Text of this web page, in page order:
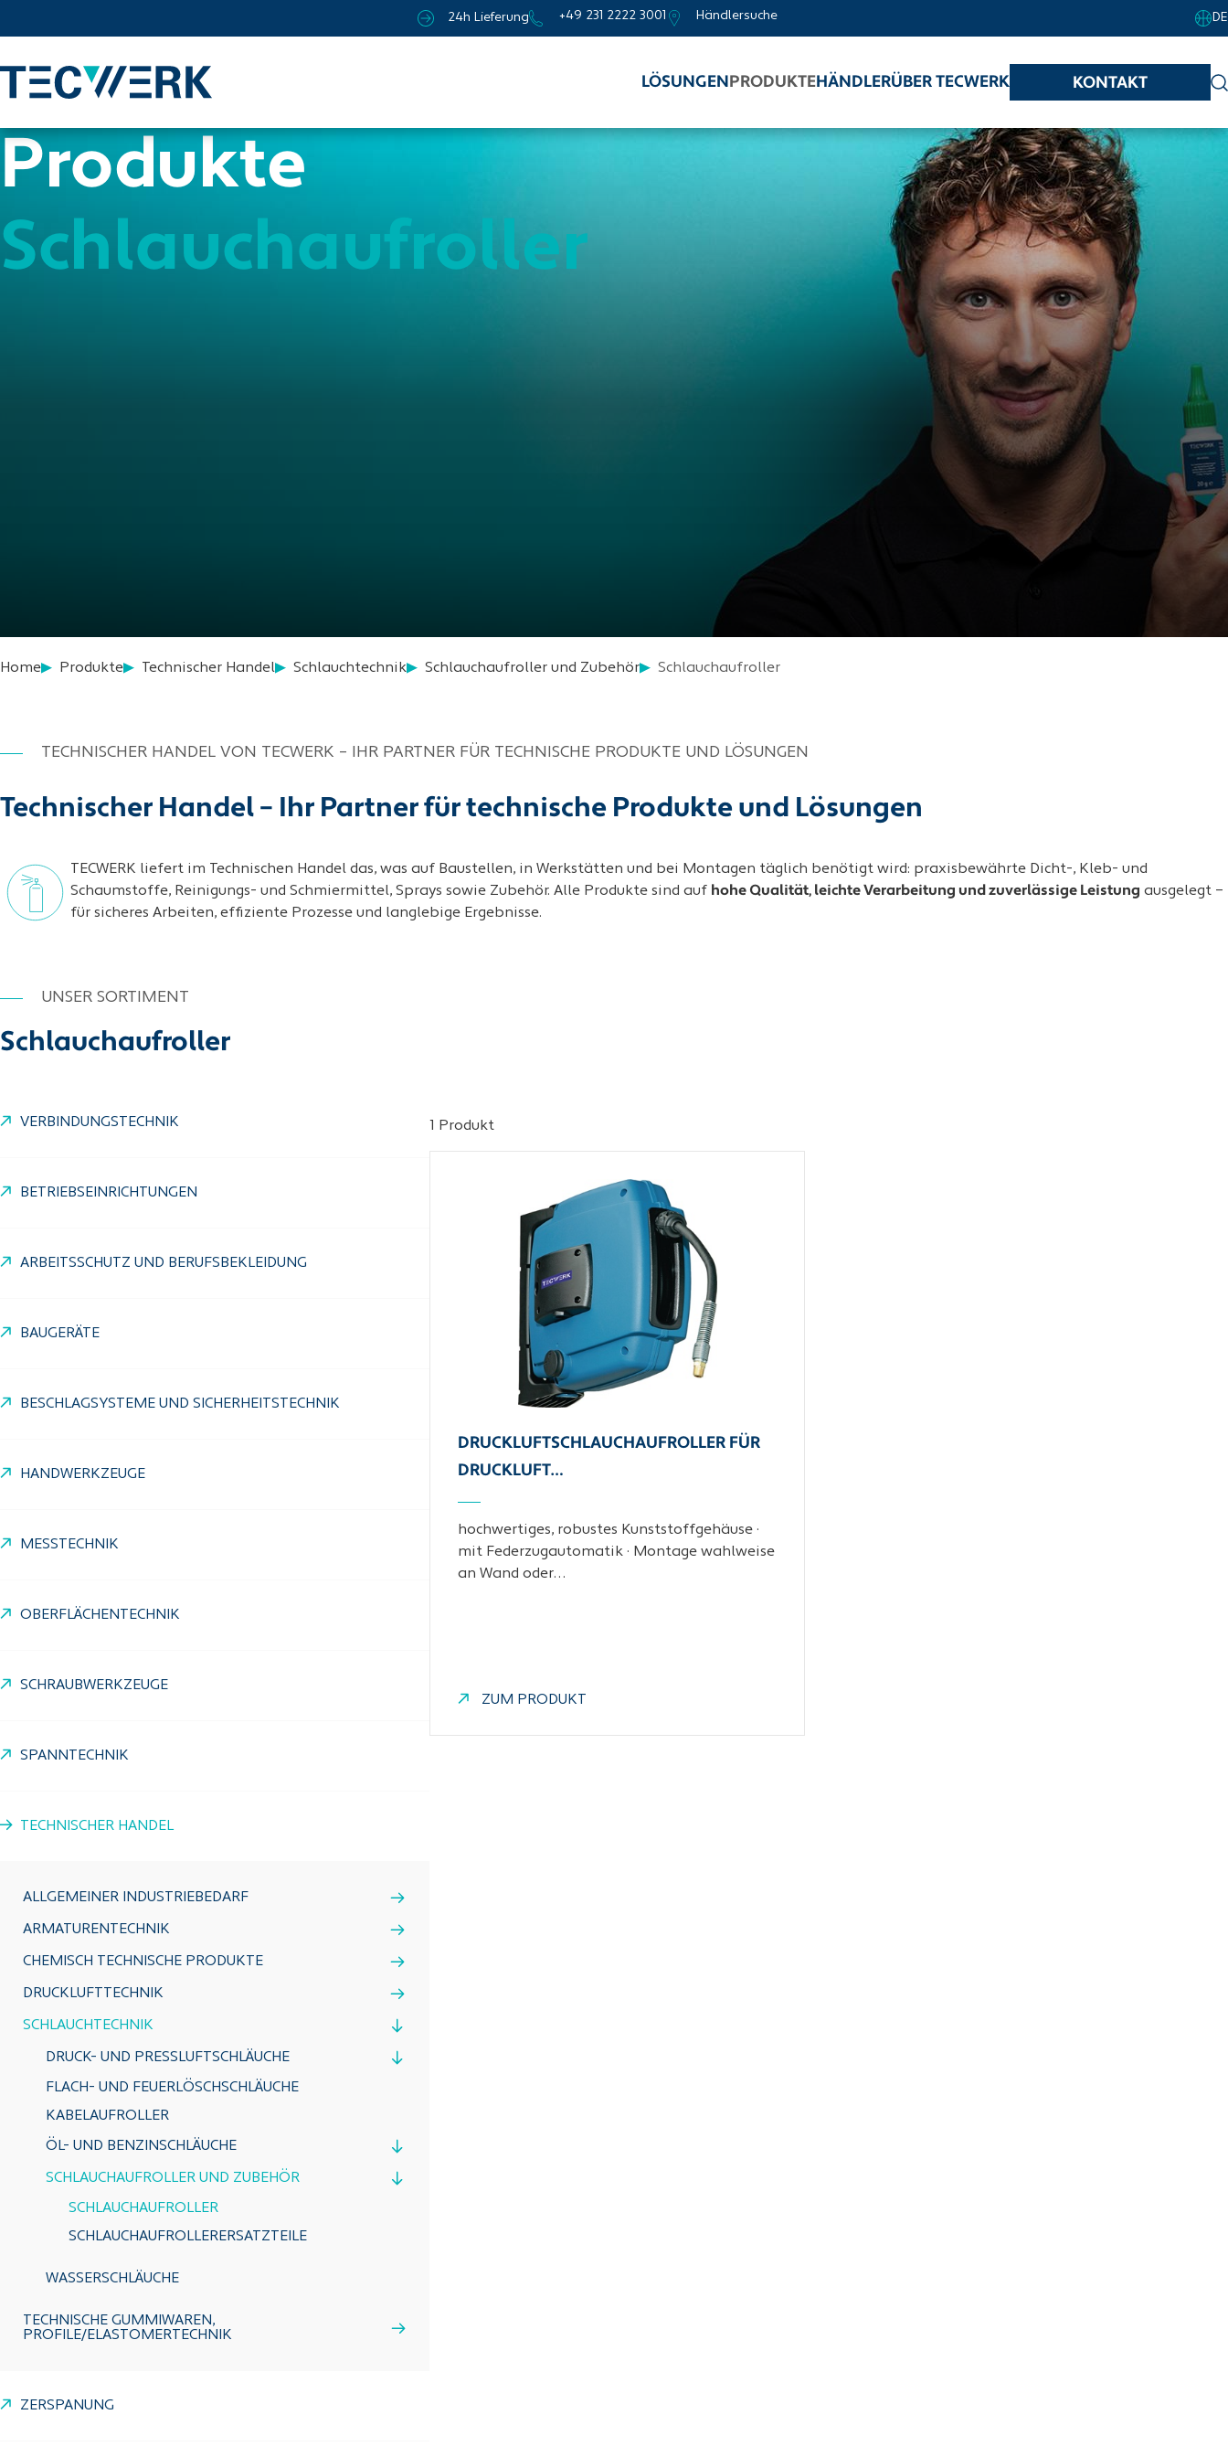
24h Lieferung +49 231 2222 3001 Händlersuche DE
LÖSUNGEN PRODUKTEHÄNDLERÜBER TECWERK KONTAKT
Produkte
Schlauchaufroller
Home Produkte Technischer Handel Schlauchtechnik Schlauchaufroller und Zubehör Schlauchaufroller
Technischer Handel – Ihr Partner für technische Produkte und Lösungen
TECHNISCHER HANDEL VON TECWERK – IHR PARTNER FÜR TECHNISCHE PRODUKTE UND LÖSUNGEN
TECWERK liefert im Technischen Handel das, was auf Baustellen, in Werkstätten und bei Montagen täglich benötigt wird: praxisbewährte Dicht-, Kleb- und
Schaumstoffe, Reinigungs- und Schmiermittel, Sprays sowie Zubehör. Alle Produkte sind auf hohe Qualität, leichte Verarbeitung und zuverlässige Leistung ausgelegt –
für sicheres Arbeiten, effiziente Prozesse und langlebige Ergebnisse.
UNSER SORTIMENT
Schlauchaufroller
VERBINDUNGSTECHNIK
BETRIEBSEINRICHTUNGEN
ARBEITSSCHUTZ UND BERUFSBEKLEIDUNG
BAUGERÄTE
BESCHLAGSYSTEME UND SICHERHEITSTECHNIK
HANDWERKZEUGE
MESSTECHNIK
OBERFLÄCHENTECHNIK
SCHRAUBWERKZEUGE
SPANNTECHNIK
TECHNISCHER HANDEL
ALLGEMEINER INDUSTRIEBEDARF
ARMATURENTECHNIK
CHEMISCH TECHNISCHE PRODUKTE
DRUCKLUFTTECHNIK
SCHLAUCHTECHNIK
DRUCK- UND PRESSLUFTSCHLÄUCHE
FLACH- UND FEUERLÖSCHSCHLÄUCHE
KABELAUFROLLER
ÖL- UND BENZINSCHLÄUCHE
SCHLAUCHAUFROLLER UND ZUBEHÖR
SCHLAUCHAUFROLLER
SCHLAUCHAUFROLLERERSATZTEILE
WASSERSCHLÄUCHE
TECHNISCHE GUMMIWAREN,
PROFILE/ELASTOMERTECHNIK
ZERSPANUNG
1 Produkt
DRUCKLUFTSCHLAUCHAUFROLLER FÜR
DRUCKLUFT…
hochwertiges, robustes Kunststoffgehäuse ·
mit Federzugautomatik · Montage wahlweise
an Wand oder…
ZUM PRODUKT